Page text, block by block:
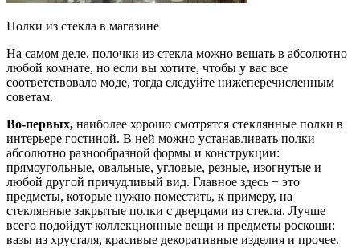
Полки из стекла в магазине
На самом деле, полочки из стекла можно вешать в абсолютно
любой комнате, но если вы хотите, чтобы у вас все
соответствовало моде, тогда следуйте нижеперечисленным
советам.
Во-первых, наиболее хорошо смотрятся стеклянные полки в
интерьере гостиной. В ней можно устанавливать полки
абсолютно разнообразной формы и конструкции:
прямоугольные, овальные, угловые, резные, изогнутые и
любой другой причудливый вид. Главное здесь − это
предметы, которые нужно поместить, к примеру, на
стеклянные закрытые полки с дверцами из стекла. Лучше
всего подойдут коллекционные вещи и предметы роскоши:
вазы из хрусталя, красивые декоративные изделия и прочее.